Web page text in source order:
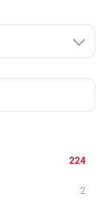
224
2